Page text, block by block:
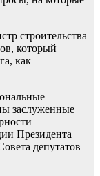
строительства
который
как
заслуженные
Президента
депутатов